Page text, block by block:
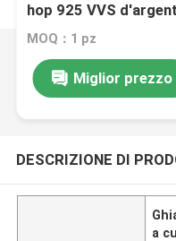
hop 925 VVS
del pendente
MOQ：1 pz
Miglior prezzo
DESCRIZIONE DI
a